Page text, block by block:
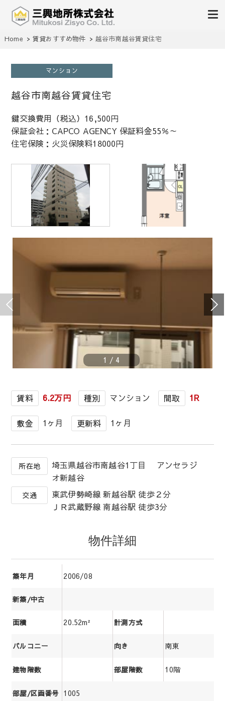
三興地所株式会社
不動産の売買、賃貸、仲介、管理
Home 賃貸おすすめ物件 越谷市南越谷賃貸住宅
マンション
越谷市南越谷賃貸住宅
鍵交換費用（税込）16,500円
保証会社：CAPCO AGENCY 保証料金55％～
住宅保険：火災保険料18000円
1 / 4
賃料 6.2万円 種別 マンション 間取 1R
敷金 1ヶ月 更新料 1ヶ月
所在地
埼玉県越谷市南越谷1丁目 アンセラジ
オ新越谷
交通
東武伊勢崎線 新越谷駅 徒歩２分
ＪＲ武蔵野線 南越谷駅 徒歩3分
物件詳細
築年月 2006/08
新築/中古
面積 20.52m² 計測方式
バルコニー 向き 南東
建物階数 部屋階数 10階
部屋/区画番号 1005